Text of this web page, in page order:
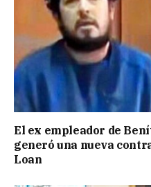
El ex empleador de
generó una nueva
Loan